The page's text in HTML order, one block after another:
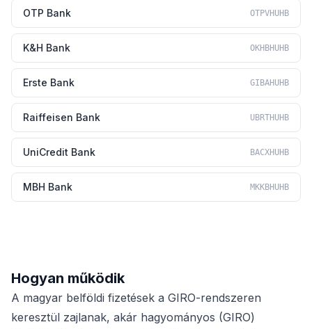
OTP Bank OTPVHUHB
K&H Bank OKHBHUHB
Erste Bank GIBAHUHB
Raiffeisen Bank UBRTHUHB
UniCredit Bank BACXHUHB
MBH Bank MKKBHUHB
Hogyan működik
A magyar belföldi fizetések a GIRO-rendszeren
keresztül zajlanak, akár hagyományos (GIRO)